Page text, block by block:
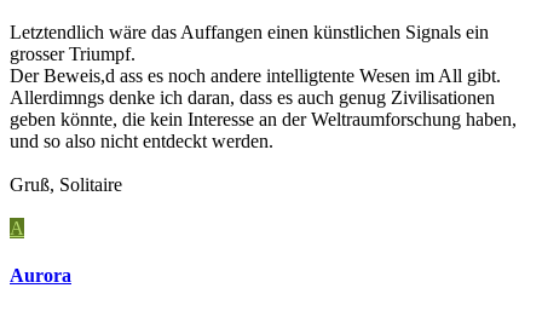
Letztendlich wäre das Auffangen einen künstlichen Signals ein
grosser Triumpf.
Der Beweis,d ass es noch andere intelligtente Wesen im All gibt.
Allerdimngs denke ich daran, dass es auch genug Zivilisationen
geben könnte, die kein Interesse an der Weltraumforschung haben,
und so also nicht entdeckt werden.
Gruß, Solitaire
A
Aurora